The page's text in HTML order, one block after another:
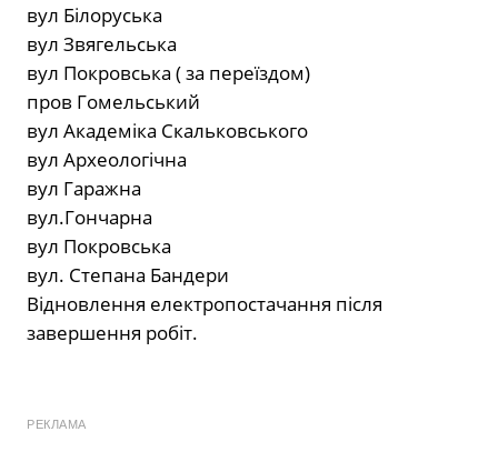
вул Білоруська
вул Звягельська
вул Покровська ( за переїздом)
пров Гомельський
вул Академіка Скальковського
вул Археологічна
вул Гаражна
вул.Гончарна
вул Покровська
вул. Степана Бандери
Відновлення електропостачання після
завершення робіт.
РЕКЛАМА